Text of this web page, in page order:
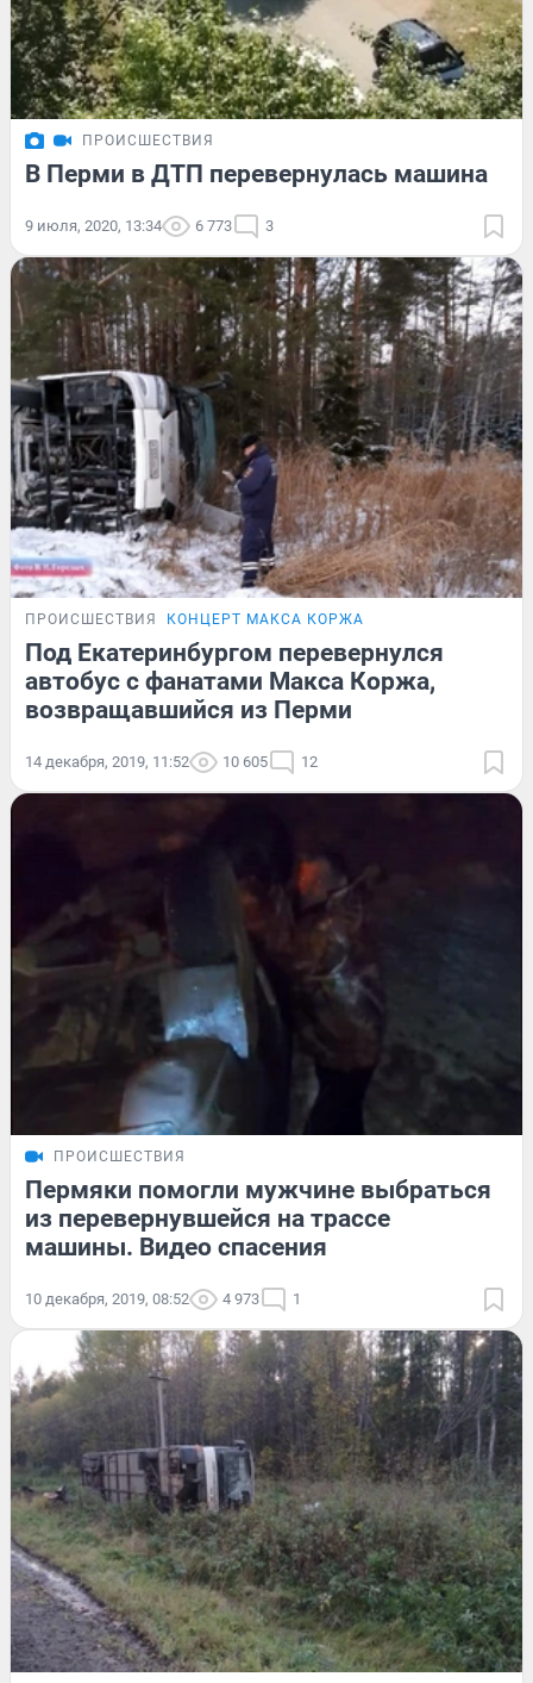
ПРОИСШЕСТВИЯ
В Перми в ДТП перевернулась машина
9 июля, 2020, 13:34 6 773 3
ПРОИСШЕСТВИЯ КОНЦЕРТ МАКСА КОРЖА
Под Екатеринбургом перевернулся
автобус с фанатами Макса Коржа,
возвращавшийся из Перми
14 декабря, 2019, 11:52 10 605 12
ПРОИСШЕСТВИЯ
Пермяки помогли мужчине выбраться
из перевернувшейся на трассе
машины. Видео спасения
10 декабря, 2019, 08:52 4 973 1